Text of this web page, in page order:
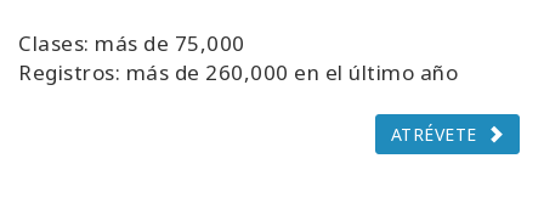
Clases: más de 75,000
Registros: más de 260,000 en el último año
ATRÉVETE